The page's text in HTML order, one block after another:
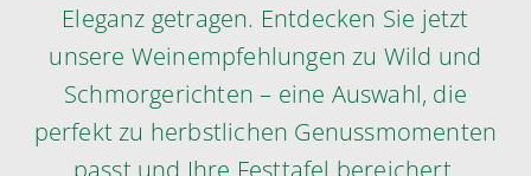
Eleganz getragen. Entdecken Sie jetzt
unsere Weinempfehlungen zu Wild und
Schmorgerichten – eine Auswahl, die
perfekt zu herbstlichen Genussmomenten
passt und Ihre Festtafel bereichert.